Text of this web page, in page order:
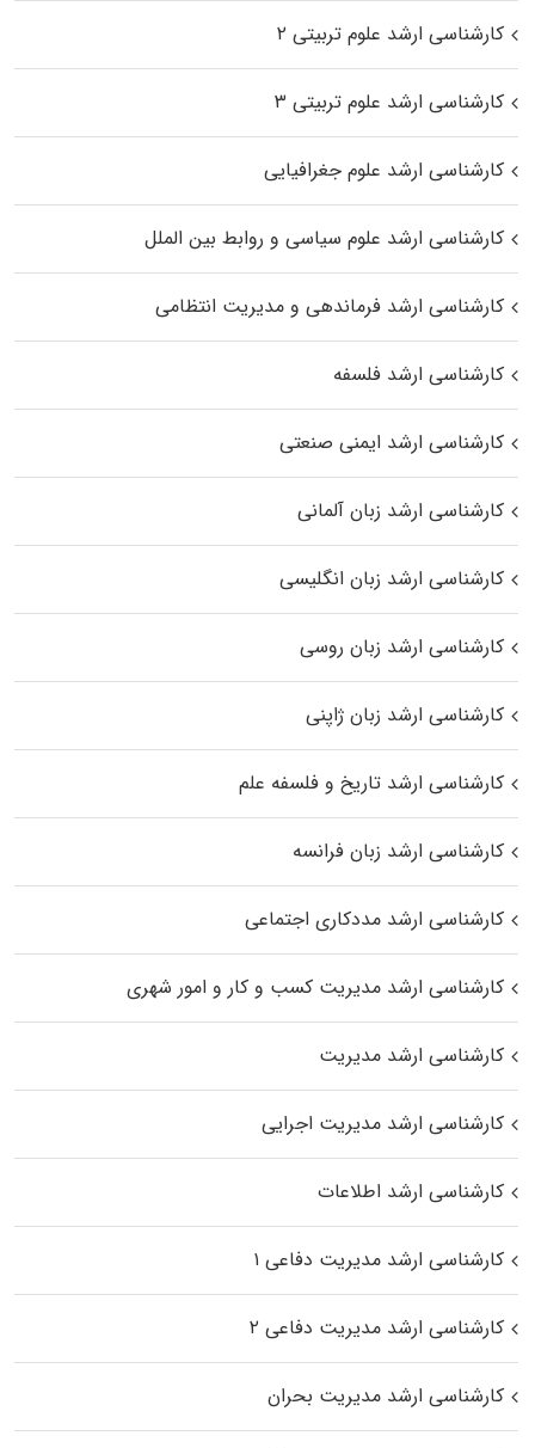
کارشناسی ارشد علوم تربیتی ۲
کارشناسی ارشد علوم تربیتی ۳
کارشناسی ارشد علوم جغرافیایی
کارشناسی ارشد علوم سیاسی و روابط بین الملل
کارشناسی ارشد فرماندهی و مدیریت انتظامی
کارشناسی ارشد فلسفه
کارشناسی ارشد ایمنی صنعتی
کارشناسی ارشد زبان آلمانی
کارشناسی ارشد زبان انگلیسی
کارشناسی ارشد زبان روسی
کارشناسی ارشد زبان ژاپنی
کارشناسی ارشد تاریخ و فلسفه علم
کارشناسی ارشد زبان فرانسه
کارشناسی ارشد مددکاری اجتماعی
کارشناسی ارشد مدیریت کسب و کار و امور شهری
کارشناسی ارشد مدیریت
کارشناسی ارشد مدیریت اجرایی
کارشناسی ارشد اطلاعات
کارشناسی ارشد مدیریت دفاعی ۱
کارشناسی ارشد مدیریت دفاعی ۲
کارشناسی ارشد مدیریت بحران